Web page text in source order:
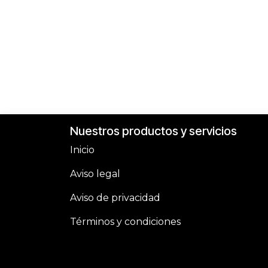
Nuestros productos y servicios
Inicio
Aviso legal
Aviso de privacidad
Términos y condiciones